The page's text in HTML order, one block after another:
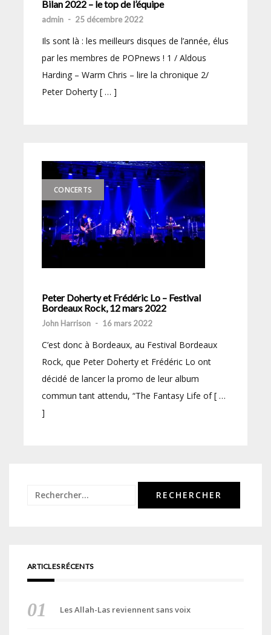
Bilan 2022 – le top de l’équipe
admin - 25 décembre 2022
Ils sont là : les meilleurs disques de l’année, élus
par les membres de POPnews ! 1 / Aldous
Harding – Warm Chris – lire la chronique 2/
Peter Doherty [ … ]
CONCERTS
Peter Doherty et Frédéric Lo – Festival
Bordeaux Rock, 12 mars 2022
John Harrison - 16 mars 2022
C’est donc à Bordeaux, au Festival Bordeaux
Rock, que Peter Doherty et Frédéric Lo ont
décidé de lancer la promo de leur album
commun tant attendu, “The Fantasy Life of [ …
]
Rechercher :
ARTICLES RÉCENTS
Les Allah-Las reviennent sans voix